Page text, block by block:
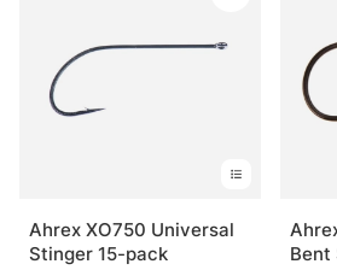
Ahrex XO750 Universal
Stinger 15-pack
Bent